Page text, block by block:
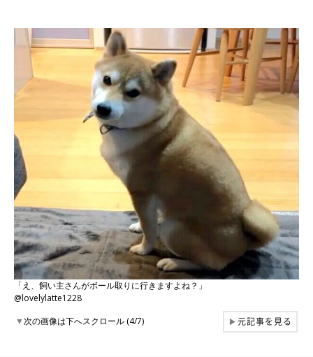
「え、飼い主さんがボール取りに行きますよね？」
@lovelylatte1228
▼次の画像は下へスクロール (4/7) ▶元記事を見る